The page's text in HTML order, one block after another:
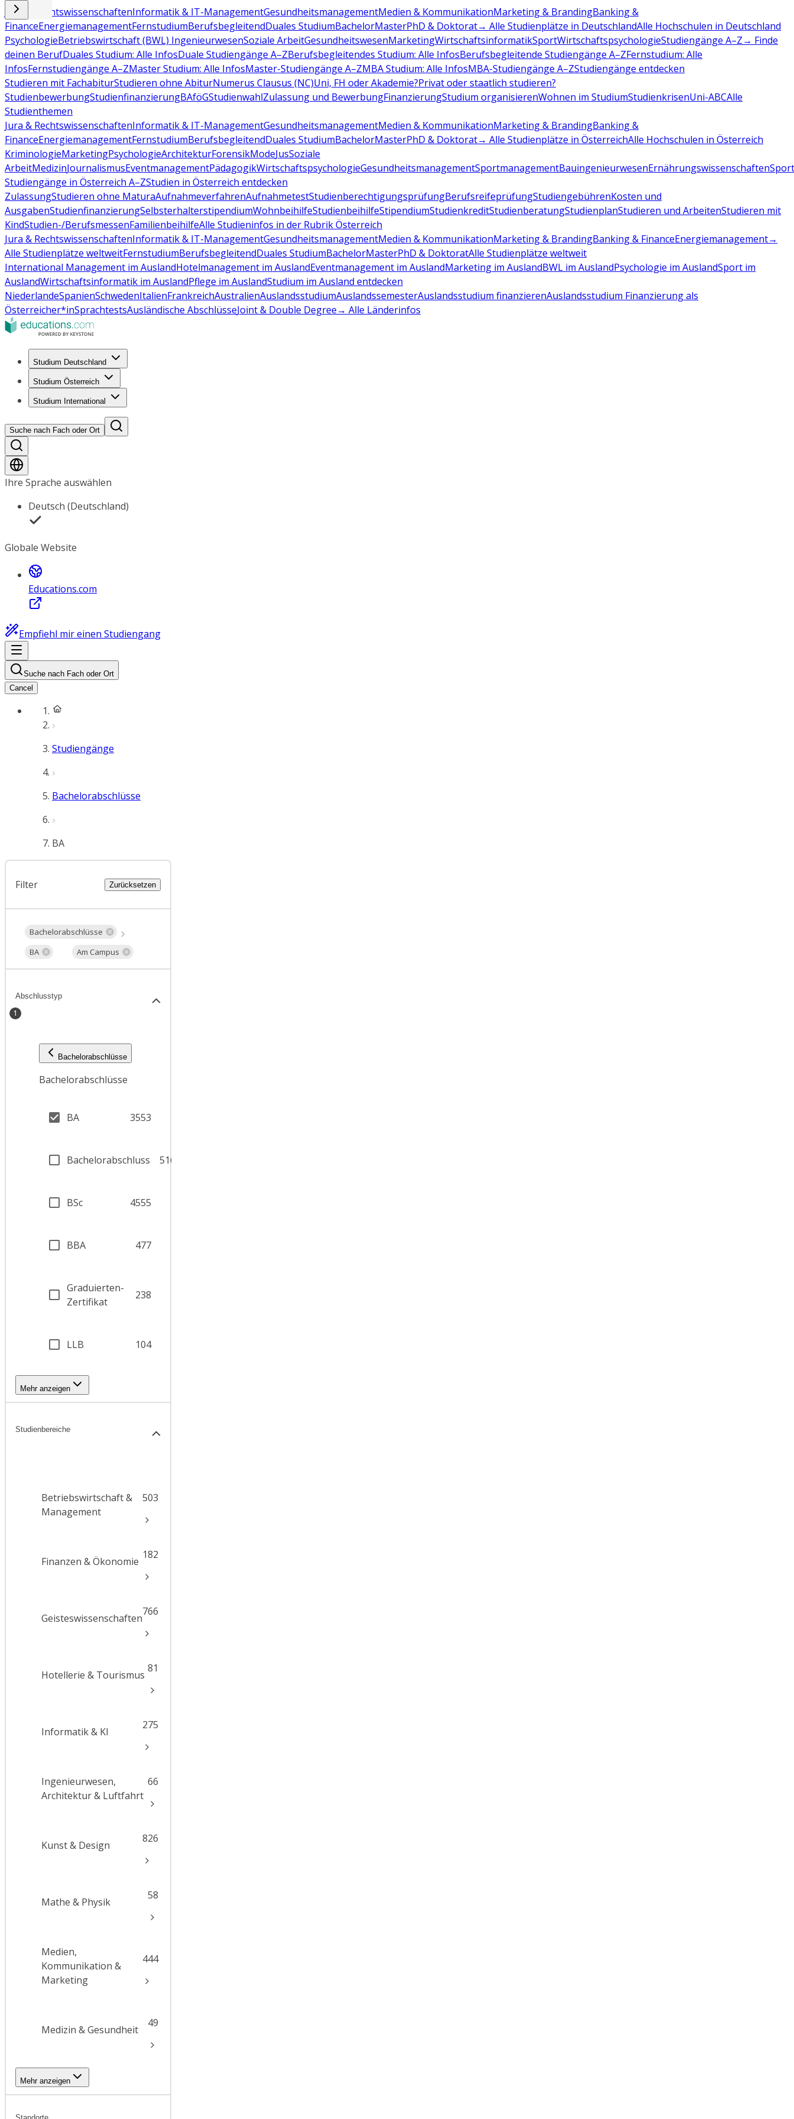
Jura & RechtswissenschaftenInformatik & IT-ManagementGesundheitsmanagementMedien & KommunikationMarketing & BrandingBanking &
FinanceEnergiemanagementFernstudiumBerufsbegleitendDuales StudiumBachelorMasterPhD & Doktorat→ Alle Studienplätze in DeutschlandAlle Hochschulen in Deutschland
PsychologieBetriebswirtschaft (BWL) IngenieurwesenSoziale ArbeitGesundheitswesenMarketingWirtschaftsinformatikSportWirtschaftspsychologieStudiengänge A–Z→ Finde
deinen BerufDuales Studium: Alle InfosDuale Studiengänge A–ZBerufsbegleitendes Studium: Alle InfosBerufsbegleitende Studiengänge A–ZFernstudium: Alle
InfosFernstudiengänge A–ZMaster Studium: Alle InfosMaster-Studiengänge A–ZMBA Studium: Alle InfosMBA-Studiengänge A–ZStudiengänge entdecken
Studieren mit FachabiturStudieren ohne AbiturNumerus Clausus (NC)Uni, FH oder Akademie?Privat oder staatlich studieren?
StudienbewerbungStudienfinanzierungBAföGStudienwahlZulassung und BewerbungFinanzierungStudium organisierenWohnen im StudiumStudienkrisenUni-ABCAlle
Studienthemen
Jura & RechtswissenschaftenInformatik & IT-ManagementGesundheitsmanagementMedien & KommunikationMarketing & BrandingBanking &
FinanceEnergiemanagementFernstudiumBerufsbegleitendDuales StudiumBachelorMasterPhD & Doktorat→ Alle Studienplätze in ÖsterreichAlle Hochschulen in Österreich
KriminologieMarketingPsychologieArchitekturForensikModeJusSoziale
ArbeitMedizinJournalismusEventmanagementPädagogikWirtschaftspsychologieGesundheitsmanagementSportmanagementBauingenieurwesenErnährungswissenschaften
Studiengänge in Österreich A–ZStudien in Österreich entdecken
ZulassungStudieren ohne MaturaAufnahmeverfahrenAufnahmetestStudienberechtigungsprüfungBerufsreifeprüfungStudiengebührenKosten und
AusgabenStudienfinanzierungSelbsterhalterstipendiumWohnbeihilfeStudienbeihilfeStipendiumStudienkreditStudienberatungStudienplanStudieren und ArbeitenStudieren mit
KindStudien-/BerufsmessenFamilienbeihilfeAlle Studieninfos in der Rubrik Österreich
Jura & RechtswissenschaftenInformatik & IT-ManagementGesundheitsmanagementMedien & KommunikationMarketing & BrandingBanking & FinanceEnergiemanagement→
Alle Studienplätze weltweitFernstudiumBerufsbegleitendDuales StudiumBachelorMasterPhD & DoktoratAlle Studienplätze weltweit
International Management im AuslandHotelmanagement im AuslandEventmanagement im AuslandMarketing im AuslandBWL im AuslandPsychologie im AuslandSport im
AuslandWirtschaftsinformatik im AuslandPflege im AuslandStudium im Ausland entdecken
NiederlandeSpanienSchwedenItalienFrankreichAustralienAuslandsstudiumAuslandssemesterAuslandsstudium finanzierenAuslandsstudium Finanzierung als
Österreicher*inSprachtestsAusländische AbschlüsseJoint & Double Degree→ Alle Länderinfos
Studium Deutschland
Studium Österreich
Studium International
Suche nach Fach oder Ort
Ihre Sprache auswählen
Deutsch (Deutschland)
Globale Website
Educations.com
Empfiehl mir einen Studiengang
Suche nach Fach oder Ort
Cancel
Studiengänge
Bachelorabschlüsse
BA
Filter Zurücksetzen
Bachelorabschlüsse
BA
Am Campus
Abschlusstyp
1
Bachelorabschlüsse
Bachelorabschlüsse
BA 3553
Bachelorabschluss 5169
BSc 4555
BBA 477
Graduierten-
Zertifikat
238
LLB 104
Mehr anzeigen
Studienbereiche
Betriebswirtschaft &
Management
503
Finanzen & Ökonomie
182
Geisteswissenschaften
766
Hotellerie & Tourismus
81
Informatik & KI
275
Ingenieurwesen,
Architektur & Luftfahrt
66
Kunst & Design
826
Mathe & Physik
58
Medien,
Kommunikation &
Marketing
444
Medizin & Gesundheit
49
Mehr anzeigen